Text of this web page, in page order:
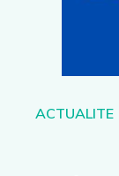
Catégories
ACTUALITE